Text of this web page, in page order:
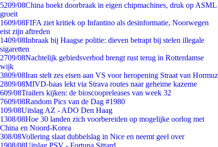
5209/08China boekt doorbraak in eigen chipmachines, druk op ASML
groeit
1609/08FIFA ziet kritiek op Infantino als desinformatie, Noorwegen
eist zijn aftreden
1409/08Inbraak bij Haagse politie: dieven betrapt bij stelen illegale
sigaretten
2709/08Nachtelijk gebiedsverbod brengt rust terug in Rotterdamse
wijk
3809/08Iran stelt zes eisen aan VS voor heropening Straat van Hormuz
2809/08MIVD-baas lekt via Strava routes naar geheime kazerne
609/08Trailers kijken: de bioscoopreleases van week 32
7609/08Random Pics van de Dag #1980
109/08Uitslag AZ - ADO Den Haag
1308/08Hoe 30 landen zich voorbereiden op mogelijke oorlog met
China en Noord-Korea
308/08Vollering slaat dubbelslag in Nice en neemt geel over
1908/08Uitslag PSV - Fortuna Sittard